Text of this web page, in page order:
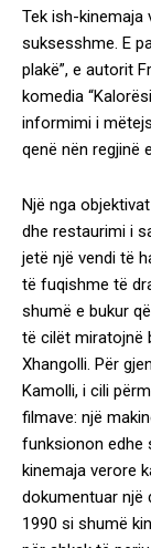
Tek ish-kinemaja
suksesshme. E
plakë”, e autorit
komedia
informimi i
qenë nën regjinë
Një nga
dhe restaurimi i
jetë një vendi të
të fuqishme të
shumë e bukur
të cilët miratojnë
Xhangolli. Për
Kamolli, i cili
filmave: një
funksionon edhe
kinemaja verore
dokumentuar një
1990 si shumë